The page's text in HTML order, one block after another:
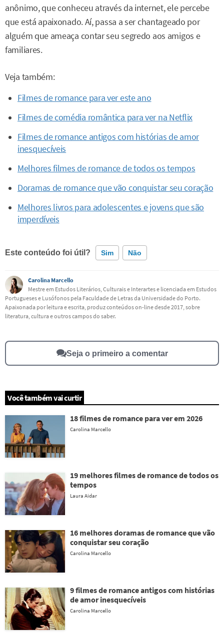
anônimo, que conheceu através da internet, ele percebe
que está apaixonado. Aí, passa a ser chantageado por
alguém que ameaça contar seu segredo aos amigos e
familiares.
Veja também:
Filmes de romance para ver este ano
Filmes de comédia romântica para ver na Netflix
Filmes de romance antigos com histórias de amor
inesquecíveis
Melhores filmes de romance de todos os tempos
Doramas de romance que vão conquistar seu coração
Melhores livros para adolescentes e jovens que são
imperdíveis
Este conteúdo foi útil? Sim Não
Este conteúdo contém informação incorreta
Este conteúdo não tem a informação que procuro
Carolina Marcello
Mestre em Estudos Literários, Culturais e Interartes e licenciada em Estudos
Portugueses e Lusófonos pela Faculdade de Letras da Universidade do Porto.
Apaixonada por leitura e escrita, produz conteúdos on-line desde 2017, sobre
literatura, cultura e outros campos do saber.
Seja o primeiro a comentar
Você também vai curtir
18 filmes de romance para ver em 2026
Carolina Marcello
19 melhores filmes de romance de todos os
tempos
Laura Aidar
16 melhores doramas de romance que vão
conquistar seu coração
Carolina Marcello
9 filmes de romance antigos com histórias
de amor inesquecíveis
Carolina Marcello